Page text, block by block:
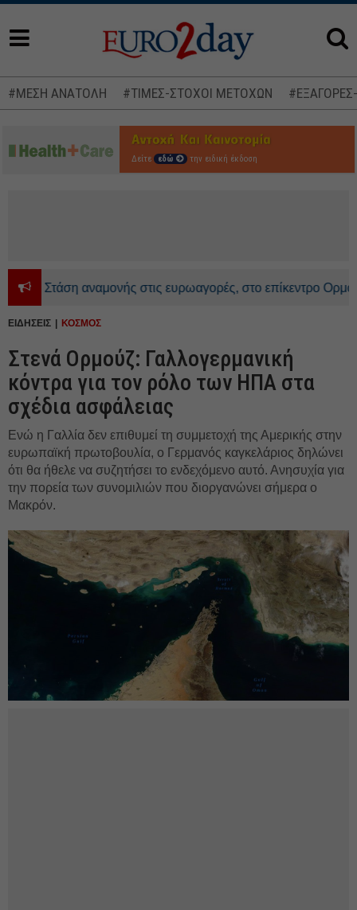
#ΜΕΣΗ ΑΝΑΤΟΛΗ #ΤΙΜΕΣ-ΣΤΟΧΟΙ ΜΕΤΟΧΩΝ
Δείτε εδώ την ειδική έκδοση
Στάση αναμονής στις ευρωαγορές, στο επίκεντρο Ορμούζ
ΕΙΔΗΣΕΙΣ ΚΟΣΜΟΣ
Στενά Ορμούζ: Γαλλογερμανική
κόντρα για τον ρόλο των ΗΠΑ στα
σχέδια ασφάλειας
Ενώ η Γαλλία δεν επιθυμεί τη συμμετοχή της Αμερικής στην
ευρωπαϊκή πρωτοβουλία, ο Γερμανός καγκελάριος δηλώνει
ότι θα ήθελε να συζητήσει το ενδεχόμενο αυτό. Ανησυχία για
την πορεία των συνομιλιών που διοργανώνει σήμερα ο
Μακρόν.